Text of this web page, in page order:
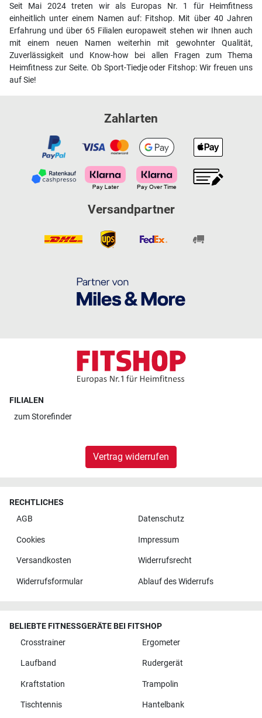
Seit Mai 2024 treten wir als Europas Nr. 1 für Heimfitness
einheitlich unter einem Namen auf: Fitshop. Mit über 40 Jahren
Erfahrung und über 65 Filialen europaweit stehen wir Ihnen auch
mit einem neuen Namen weiterhin mit gewohnter Qualität,
Zuverlässigkeit und Know-how bei allen Fragen zum Thema
Heimfitness zur Seite. Ob Sport-Tiedje oder Fitshop: Wir freuen uns
auf Sie!
Zahlarten
Versandpartner
FILIALEN
zumStorefinder
Vertrag widerrufen
RECHTLICHES
AGB
Datenschutz
Cookies Impressum
Versandkosten Widerrufsrecht
Widerrufsformular Ablauf des Widerrufs
BELIEBTE FITNESSGERÄTE BEI FITSHOP
Crosstrainer
Ergometer
Laufband Rudergerät
Kraftstation Trampolin
Tischtennis Hantelbank